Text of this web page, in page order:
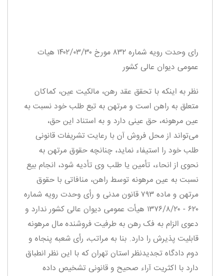
رای وحدت رویه شماره ۸۳۲ مورخ ۱۴۰۲/۰۳/۳۰ هیات‌
عمومی دیوان ‌عالی ‌کشور
نظر به اینکه با تحقق عقد رهن، مالکیت عین، کماکان
متعلق به راهن است و مرتهن به تبع طلب خود نسبت به
عین مرهونه، حق عینی دارد و به استناد این حق،
می‌تواند از محل فروش آن با رعایت تشریفات قانونی
طلب خود را استیفاء نماید، چنانچه حقوق مرتهن به
نحوی از انحاء، تأمین یا طلب وی تأدیه شود، انجام بیع
نسبت به عین مرهونه توسط راهن، منافاتی با حقوق
مرتهن و ماده ۷۹۳ قانون مدنی و رأی وحدت رویه شماره
۶۲۰ - ۱۳۷۶/۸/۲۰ هیأت عمومی دیوان عالی کشور ندارد و
دعوی الزام به فک رهن به طرفیت فروشنده مال مرهونه
قابلیت پذیرش را دارد. بنا به مراتب، رأی شعبه پنجاه و
دوم دادگاه تجدیدنظر استان تهران که با این نظر انطباق
دارد با اکثریت آراء صحیح و قانونی تشخیص داده